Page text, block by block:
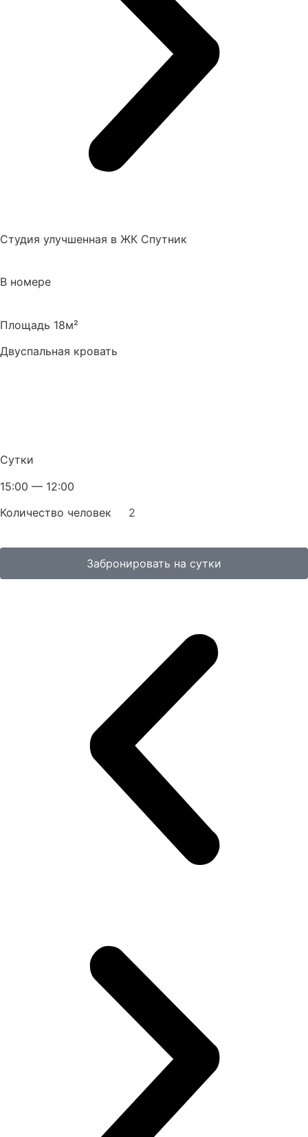
Студия улучшенная в ЖК Спутник
В номере
Площадь 18м²
Двуспальная кровать
Сутки
15:00 — 12:00
Количество человек 2
Забронировать на сутки